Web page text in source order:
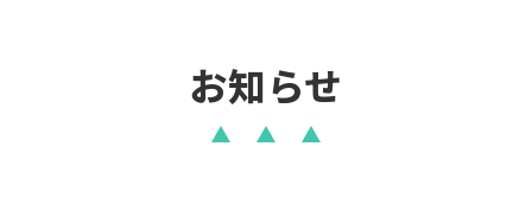
お知らせ